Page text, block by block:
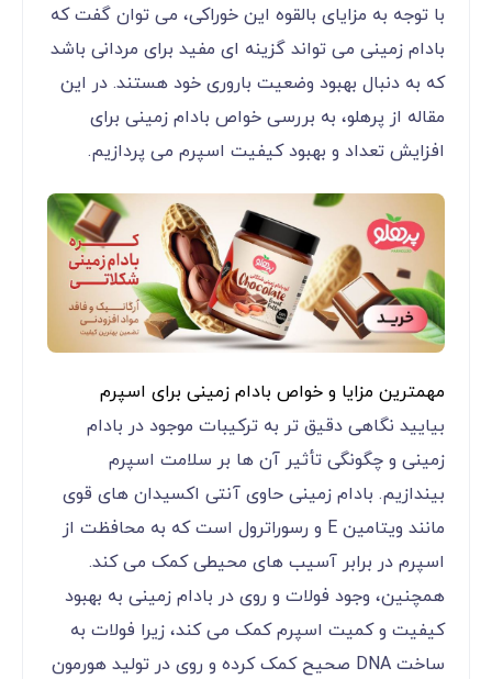
با توجه به مزایای بالقوه این خوراکی، می ‌توان گفت که
بادام زمینی می ‌تواند گزینه‌ ای مفید برای مردانی باشد
که به دنبال بهبود وضعیت باروری خود هستند. در این
مقاله از پرهلو، به بررسی خواص بادام زمینی برای
افزایش تعداد و بهبود کیفیت اسپرم می پردازیم.
مهمترین مزایا و خواص بادام زمینی برای اسپرم
بیایید نگاهی دقیق ‌تر به ترکیبات موجود در بادام
زمینی و چگونگی تأثیر آن‌ ها بر سلامت اسپرم
بیندازیم. بادام زمینی حاوی آنتی ‌اکسیدان ‌های قوی
مانند ویتامین E و رسوراترول است که به محافظت از
اسپرم در برابر آسیب‌ های محیطی کمک می ‌کند.
همچنین، وجود فولات و روی در بادام زمینی به بهبود
کیفیت و کمیت اسپرم کمک می‌ کند، زیرا فولات به
ساخت DNA صحیح کمک کرده و روی در تولید هورمون‌